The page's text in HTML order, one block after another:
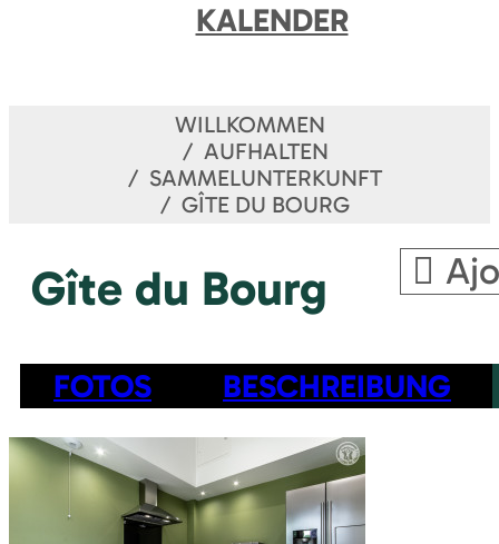
KALENDER
WILLKOMMEN
AUFHALTEN
SAMMELUNTERKUNFT
GÎTE DU BOURG
Gîte du Bourg
FOTOS BESCHREIBUNG